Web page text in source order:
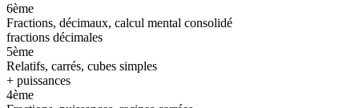
6ème
Fractions, décimaux, calcul mental consolidé
fractions décimales
5ème
Relatifs, carrés, cubes simples
+ puissances
4ème